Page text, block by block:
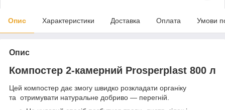
Опис Характеристики Доставка Оплата Умови
Опис
Компостер 2-камерний Prosperplast 800 л
Цей компостер дає змогу швидко розкладати органіку
та отримувати натуральне добриво — перегній.